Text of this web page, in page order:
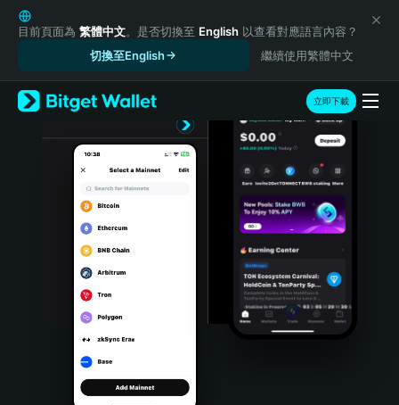
English
日本語
Русский
Español (Latinoamérica)
Türkçe
Português (Portugal)
Bahasa Indonesia
Português (Brasil)
Español (Argentina)
目前頁面為 繁體中文。是否切換至 English 以查看對應語言內容？
切換至English
繼續使用繁體中文
立即下載